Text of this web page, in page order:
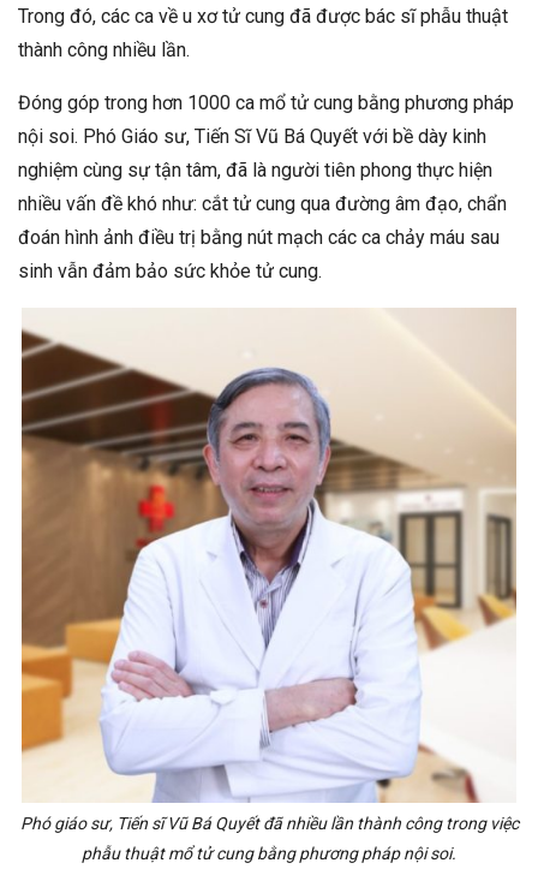
Trong đó, các ca về u xơ tử cung đã được bác sĩ phẫu thuật
thành công nhiều lần.
Đóng góp trong hơn 1000 ca mổ tử cung bằng phương pháp
nội soi. Phó Giáo sư, Tiến Sĩ Vũ Bá Quyết với bề dày kinh
nghiệm cùng sự tận tâm, đã là người tiên phong thực hiện
nhiều vấn đề khó như: cắt tử cung qua đường âm đạo, chẩn
đoán hình ảnh điều trị bằng nút mạch các ca chảy máu sau
sinh vẫn đảm bảo sức khỏe tử cung.
Phó giáo sư, Tiến sĩ Vũ Bá Quyết đã nhiều lần thành công trong việc
phẫu thuật mổ tử cung bằng phương pháp nội soi.